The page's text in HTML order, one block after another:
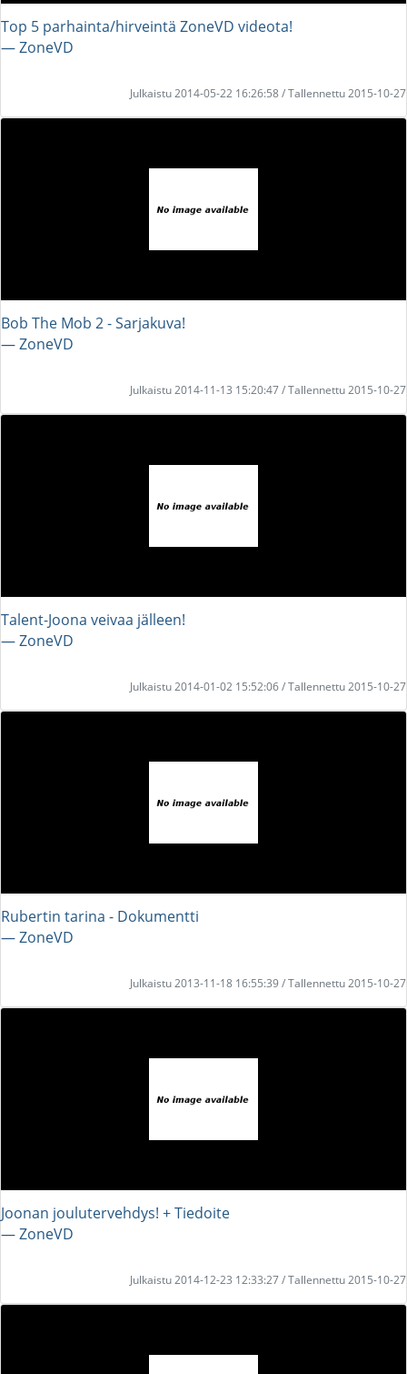
Top 5 parhainta/hirveintä ZoneVD videota!
― ZoneVD
Julkaistu 2014-05-22 16:26:58 / Tallennettu 2015-10-27
Bob The Mob 2 - Sarjakuva!
― ZoneVD
Julkaistu 2014-11-13 15:20:47 / Tallennettu 2015-10-27
Talent-Joona veivaa jälleen!
― ZoneVD
Julkaistu 2014-01-02 15:52:06 / Tallennettu 2015-10-27
Rubertin tarina - Dokumentti
― ZoneVD
Julkaistu 2013-11-18 16:55:39 / Tallennettu 2015-10-27
Joonan joulutervehdys! + Tiedoite
― ZoneVD
Julkaistu 2014-12-23 12:33:27 / Tallennettu 2015-10-27